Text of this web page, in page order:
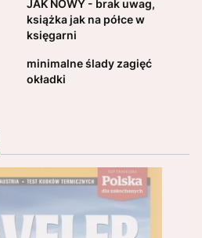
JAK NOWY - brak uwag,
książka jak na półce w
księgarni
minimalne ślady zagięć
okładki